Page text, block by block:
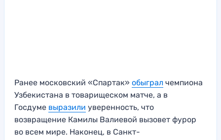
Ранее московский «Спартак» обыграл чемпиона
Узбекистана в товарищеском матче, а в
Госдуме выразили уверенность, что
возвращение Камилы Валиевой вызовет фурор
во всем мире. Наконец, в Санкт-